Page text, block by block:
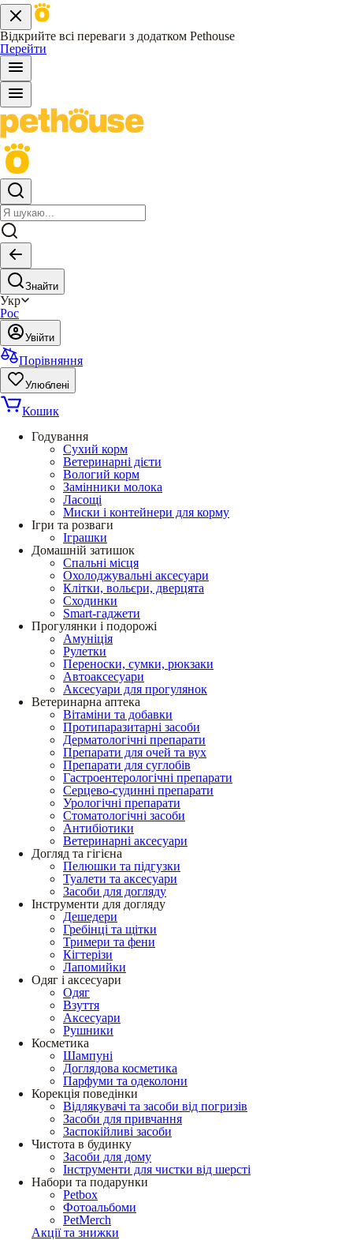
Відкрийте всі переваги з додатком Pethouse
Перейти
Знайти
Укр
Рос
Увійти
Порівняння
Улюблені
Кошик
Годування
Сухий корм
Ветеринарні дієти
Вологий корм
Замінники молока
Ласощі
Миски і контейнери для корму
Ігри та розваги
Іграшки
Домашній затишок
Спальні місця
Охолоджувальні аксесуари
Клітки, вольєри, дверцята
Сходинки
Smart-гаджети
Прогулянки і подорожі
Амуніція
Рулетки
Переноски, сумки, рюкзаки
Автоаксесуари
Аксесуари для прогулянок
Ветеринарна аптека
Вітаміни та добавки
Протипаразитарні засоби
Дерматологічні препарати
Препарати для очей та вух
Препарати для суглобів
Гастроентерологічні препарати
Серцево-судинні препарати
Урологічні препарати
Стоматологічні засоби
Антибіотики
Ветеринарні аксесуари
Догляд та гігієна
Пелюшки та підгузки
Туалети та аксесуари
Засоби для догляду
Інструменти для догляду
Дешедери
Гребінці та щітки
Тримери та фени
Кігтерізи
Лапомийки
Одяг і аксесуари
Одяг
Взуття
Аксесуари
Рушники
Косметика
Шампуні
Доглядова косметика
Парфуми та одеколони
Корекція поведінки
Відлякувачі та засоби від погризів
Засоби для привчання
Заспокійливі засоби
Чистота в будинку
Засоби для дому
Інструменти для чистки від шерсті
Набори та подарунки
Petbox
Фотоальбоми
PetMerch
Акції та знижки